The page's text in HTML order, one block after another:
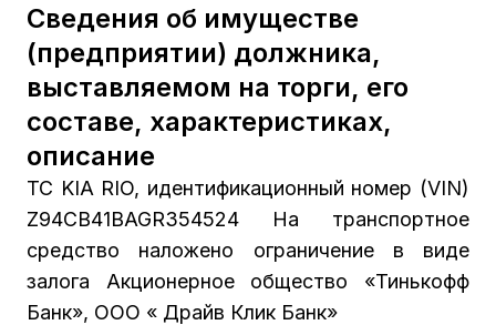
Сведения об имуществе
(предприятии) должника,
выставляемом на торги, его
составе, характеристиках,
описание
ТС KIA RIO, идентификационный номер (VIN)
Z94CB41BAGR354524 На транспортное
средство наложено ограничение в виде
залога Акционерное общество «Тинькофф
Банк», ООО « Драйв Клик Банк»